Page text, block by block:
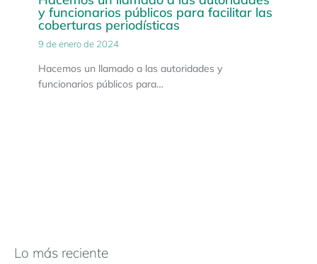
y funcionarios públicos para facilitar las
coberturas periodísticas
9 de enero de 2024
Hacemos un llamado a las autoridades y
funcionarios públicos para…
Lo más reciente
N